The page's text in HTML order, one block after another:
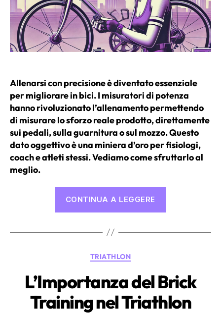
Allenarsi con precisione è diventato essenziale
per migliorare in bici. I misuratori di potenza
hanno rivoluzionato l’allenamento permettendo
di misurare lo sforzo reale prodotto, direttamente
sui pedali, sulla guarnitura o sul mozzo. Questo
dato oggettivo è una miniera d’oro per fisiologi,
coach e atleti stessi. Vediamo come sfruttarlo al
meglio.
CONTINUA A LEGGERE
perché
usarlo
nei
tuoi
Categorie
TRIATHLON
L’Importanza del Brick
Training nel Triathlon